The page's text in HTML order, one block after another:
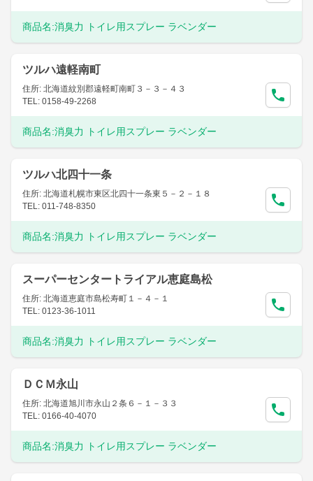
商品名:消臭力 トイレ用スプレー ラベンダー
ツルハ遠軽南町
住所: 北海道紋別郡遠軽町南町３－３－４３
TEL: 0158-49-2268
商品名:消臭力 トイレ用スプレー ラベンダー
ツルハ北四十一条
住所: 北海道札幌市東区北四十一条東５－２－１８
TEL: 011-748-8350
商品名:消臭力 トイレ用スプレー ラベンダー
スーパーセンタートライアル恵庭島松
住所: 北海道恵庭市島松寿町１－４－１
TEL: 0123-36-1011
商品名:消臭力 トイレ用スプレー ラベンダー
ＤＣＭ永山
住所: 北海道旭川市永山２条６－１－３３
TEL: 0166-40-4070
商品名:消臭力 トイレ用スプレー ラベンダー